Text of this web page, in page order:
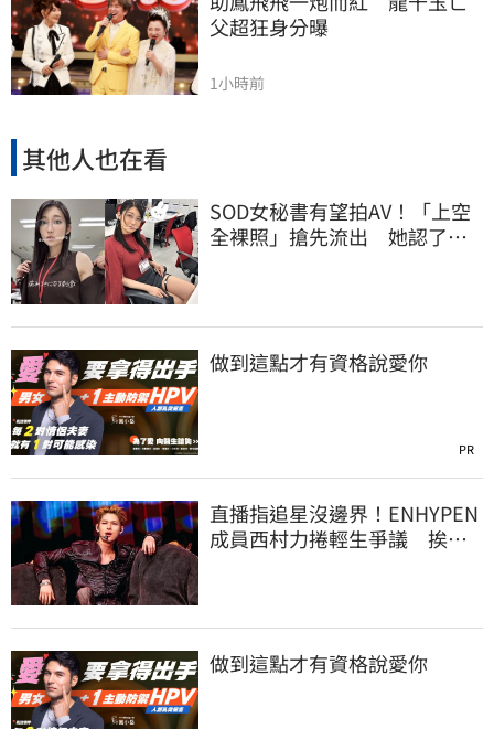
父超狂身分曝
1小時前
其他人也在看
SOD女秘書有望拍AV！「上空
全裸照」搶先流出 她認了：
做到這點才有資格說愛你
PR
直播指追星沒邊界！ENHYPEN
成員西村力捲輕生爭議 挨
做到這點才有資格說愛你